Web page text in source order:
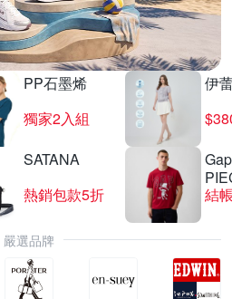
1件享95折
PP石墨烯
獨家2入組
伊
SATANA
熱銷包款5折
結
嚴選品牌